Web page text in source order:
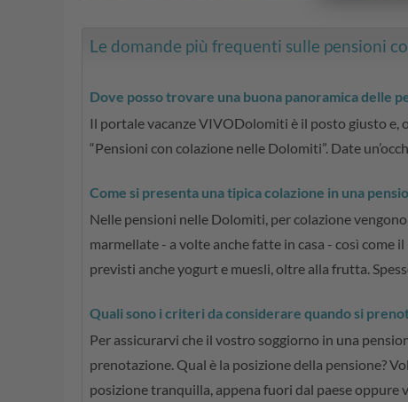
Le domande più frequenti sulle pensioni
Dove posso trovare una buona panoramica delle
Il portale vacanze VIVODolomiti è il posto giusto e,
“Pensioni con colazione nelle Dolomiti”. Date
Come si presenta una tipica colazione in una
Nelle pensioni nelle Dolomiti, per colazione
marmellate - a volte anche fatte in casa - così come
previsti anche yogurt e muesli, oltre alla frutta.
Quali sono i criteri da considerare quando si
Per assicurarvi che il vostro soggiorno in una
prenotazione. Qual è la posizione della pensione?
posizione tranquilla, appena fuori dal paese